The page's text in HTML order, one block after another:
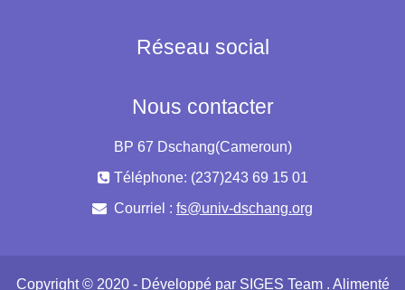
Réseau social
Nous contacter
BP 67 Dschang(Cameroun)
Téléphone: (237)243 69 15 01
Courriel : fs@univ-dschang.org
Copyright © 2020 - Développé par SIGES Team . Alimenté